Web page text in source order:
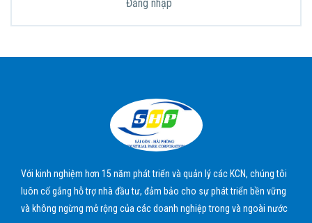
Với kinh nghiệm hơn 15 năm phát triển và quản lý các KCN, chúng tôi
luôn cố gắng hỗ trợ nhà đầu tư, đảm bảo cho sự phát triển bền vững
và không ngừng mở rộng của các doanh nghiệp trong và ngoài nước